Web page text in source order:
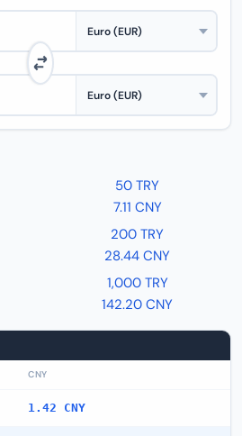
50 TRY
7.11 CNY
200 TRY
28.44 CNY
1,000 TRY
142.20 CNY
CNY
1.42 CNY